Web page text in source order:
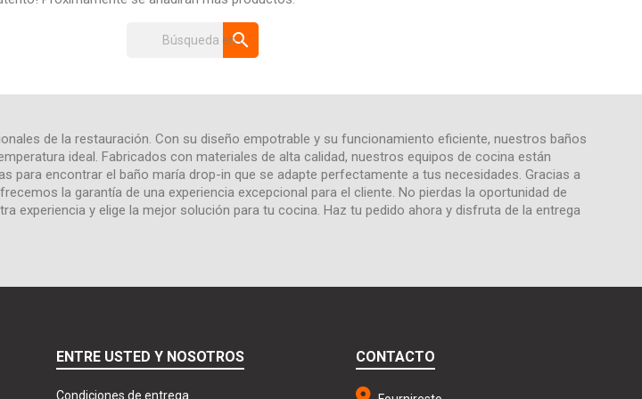
search
de la restauración. Con su diseño empotrable y su funcionamiento eficiente, nuestros baños
ideal. Fabricados con materiales de alta calidad, nuestros equipos de cocina están
encontrar el baño maría drop-in que se adapte perfectamente a tus necesidades. Gracias a
la garantía de una experiencia excepcional para el cliente. No pierdas la oportunidad de
experiencia y elige la mejor solución para tu cocina. Haz tu pedido ahora y disfruta de la entrega
ENTRE USTED Y NOSOTROS
Condiciones de entrega
CONTACTO